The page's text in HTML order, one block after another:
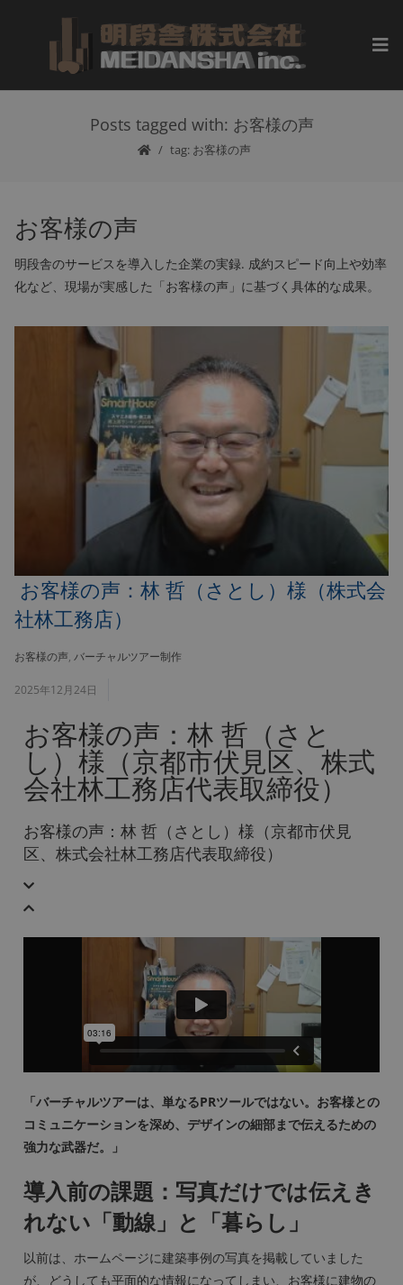
Posts tagged with: お客様の声
tag: お客様の声
お客様の声
明段舎のサービスを導入した企業の実録. 成約スピード向上や効率
化など、現場が実感した「お客様の声」に基づく具体的な成果。
お客様の声：林 哲（さとし）様（株式会
社林工務店）
お客様の声, バーチャルツアー制作
2025年12月24日
お客様の声：林 哲（さと
し）様（京都市伏見区、株式
会社林工務店代表取締役）
お客様の声：林 哲（さとし）様（京都市伏見
区、株式会社林工務店代表取締役）
「バーチャルツアーは、単なるPRツールではない。お客様との
コミュニケーションを深め、デザインの細部まで伝えるための
強力な武器だ。」
導入前の課題：写真だけでは伝えき
れない「動線」と「暮らし」
以前は、ホームページに建築事例の写真を掲載していました
が、どうしても平面的な情報になってしまい、お客様に建物の